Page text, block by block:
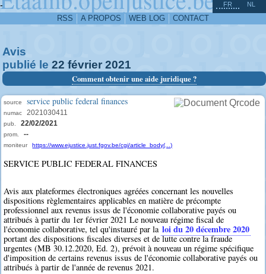
-
RSS A PROPOS WEB LOG CONTACT
FR NL
Avis
publié le 22 février 2021
Comment obtenir une aide juridique ?
source service public federal finances
numac 2021030411
pub. 22/02/2021
prom. --
moniteur https://www.ejustice.just.fgov.be/cgi/article_body(...)
SERVICE PUBLIC FEDERAL FINANCES
Avis aux plateformes électroniques agréées concernant les nouvelles
dispositions règlementaires applicables en matière de précompte
professionnel aux revenus issus de l'économie collaborative payés ou
attribués à partir du 1er février 2021 Le nouveau régime fiscal de
l'économie collaborative, tel qu'instauré par la loi du 20 décembre 2020
portant des dispositions fiscales diverses et de lutte contre la fraude
urgentes (MB 30.12.2020, Ed. 2), prévoit à nouveau un régime spécifique
d'imposition de certains revenus issus de l'économie collaborative payés ou
attribués à partir de l'année de revenus 2021.
^